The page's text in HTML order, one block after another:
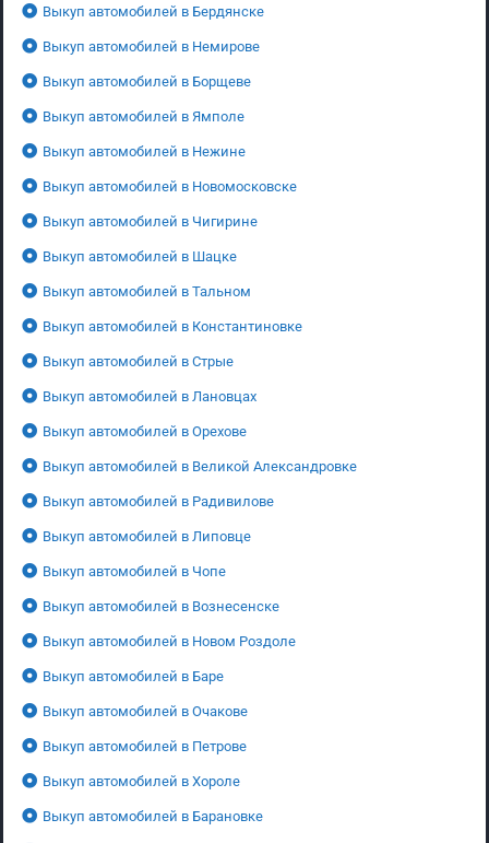
Выкуп автомобилей в Бердянске
Выкуп автомобилей в Немирове
Выкуп автомобилей в Борщеве
Выкуп автомобилей в Ямполе
Выкуп автомобилей в Нежине
Выкуп автомобилей в Новомосковске
Выкуп автомобилей в Чигирине
Выкуп автомобилей в Шацке
Выкуп автомобилей в Тальном
Выкуп автомобилей в Константиновке
Выкуп автомобилей в Стрые
Выкуп автомобилей в Лановцах
Выкуп автомобилей в Орехове
Выкуп автомобилей в Великой Александровке
Выкуп автомобилей в Радивилове
Выкуп автомобилей в Липовце
Выкуп автомобилей в Чопе
Выкуп автомобилей в Вознесенске
Выкуп автомобилей в Новом Роздоле
Выкуп автомобилей в Баре
Выкуп автомобилей в Очакове
Выкуп автомобилей в Петрове
Выкуп автомобилей в Хороле
Выкуп автомобилей в Барановке